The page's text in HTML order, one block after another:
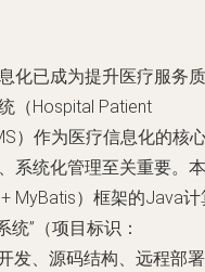
化已成为提升医疗服务质
（Hospital Patient
）作为医疗信息化的核
系统化管理至关重要。本
MyBatis）框架的Java计
”（项目标识：
发、源码结构、远程部署